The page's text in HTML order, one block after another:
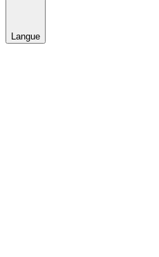
Langue